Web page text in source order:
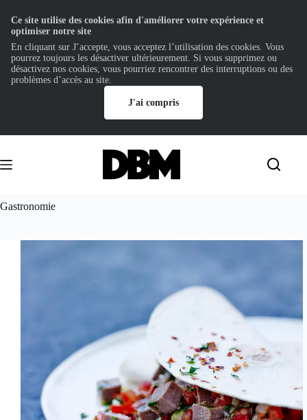
contenu
Gastronomie
Ce site utilise des cookies afin d'améliorer votre expérience et
optimiser notre site
En cliquant sur J’accepte, vous acceptez l’utilisation des cookies. Vous
pourrez toujours les désactiver ultérieurement. Si vous supprimez ou
désactivez nos cookies, vous pourriez rencontrer des interruptions ou des
problèmes d’accès au site.
J'ai compris